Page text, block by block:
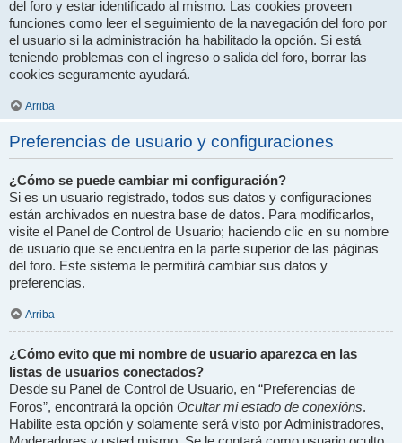
del foro y estar identificado al mismo. Las cookies proveen
funciones como leer el seguimiento de la navegación del foro por
el usuario si la administración ha habilitado la opción. Si está
teniendo problemas con el ingreso o salida del foro, borrar las
cookies seguramente ayudará.
Arriba
Preferencias de usuario y configuraciones
¿Cómo se puede cambiar mi configuración?
Si es un usuario registrado, todos sus datos y configuraciones
están archivados en nuestra base de datos. Para modificarlos,
visite el Panel de Control de Usuario; haciendo clic en su nombre
de usuario que se encuentra en la parte superior de las páginas
del foro. Este sistema le permitirá cambiar sus datos y
preferencias.
Arriba
¿Cómo evito que mi nombre de usuario aparezca en las
listas de usuarios conectados?
Desde su Panel de Control de Usuario, en “Preferencias de
Foros”, encontrará la opción Ocultar mi estado de conexións.
Habilite esta opción y solamente será visto por Administradores,